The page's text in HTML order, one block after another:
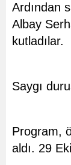
Ardından
Albay
kutladılar.
Saygı
Program,
aldı. 29